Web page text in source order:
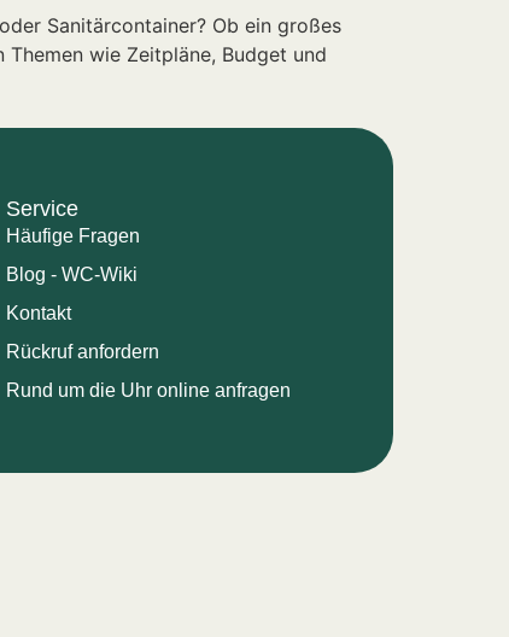
Sanitärcontainer? Ob ein großes
wie Zeitpläne, Budget und
Service
Häufige Fragen
Blog - WC-Wiki
Kontakt
Rückruf anfordern
Rund um die Uhr online anfragen